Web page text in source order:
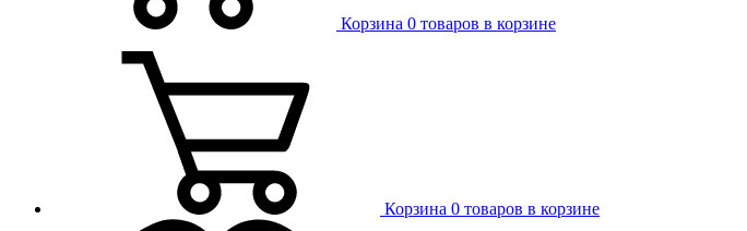
Корзина 0 товаров в корзине
Корзина 0 товаров в корзине